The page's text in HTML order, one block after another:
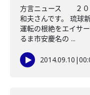
方言ニュース ２０
和夫さんです。 琉球
運転の根絶をエイサ
るま市安慶名の ...
2014.09.10 |